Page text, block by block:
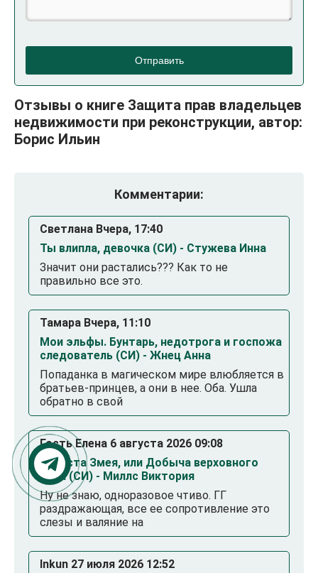
Отправить
Отзывы о книге Защита прав владельцев
недвижимости при реконструкции, автор:
Борис Ильин
Комментарии:
Светлана Вчера, 17:40
Ты влипла, девочка (СИ) - Стужева Инна
Значит они растались??? Как то не
правильно все это.
Тамара Вчера, 11:10
Мои эльфы. Бунтарь, недотрога и госпожа
следователь (СИ) - Жнец Анна
Попаданка в магическом мире влюбляется в
братьев-принцев, а они в нее. Оба. Ушла
обратно в свой
Гость Елена 6 августа 2026 09:08
Невеста Змея, или Добыча верховного
Нага (СИ) - Миллс Виктория
Ну не знаю, одноразовое чтиво. ГГ
раздражающая, все ее сопротивление это
слезы и валяние на
Inkun 27 июля 2026 12:52